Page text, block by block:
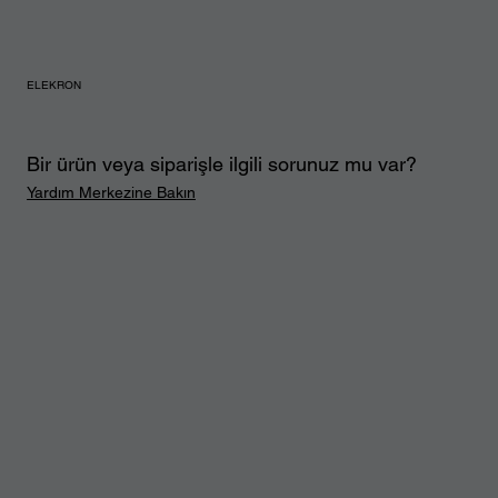
ELEKRON
Bir ürün veya siparişle ilgili sorunuz mu var?
Yardım Merkezine Bakın